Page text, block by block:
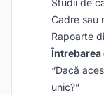
Studii de
Cadre sau
Rapoarte
Întrebarea
“Dacă
unic?”